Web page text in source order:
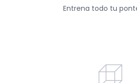
Entrena todo tu